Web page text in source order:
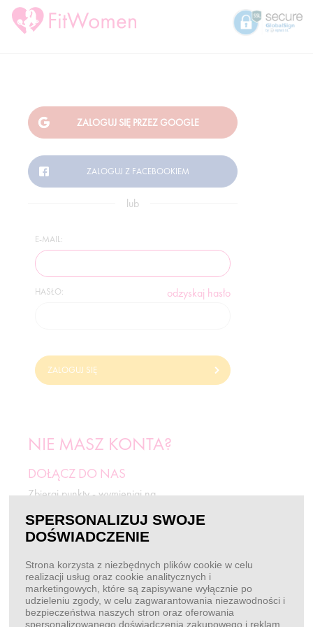
lub
E-MAIL:
HASŁO: odzyskaj hasło
ZALOGUJ SIĘ
NIE MASZ KONTA?
DOŁĄCZ DO NAS
Zbieraj punkty - wymieniaj na
ZAREJESTRUJ SIĘ
BEZ LOGOWANIA
Chcę złożyć zamówienie
SPERSONALIZUJ SWOJE
DOŚWIADCZENIE
Strona korzysta z niezbędnych plików cookie w celu
realizacji usług oraz cookie analitycznych i
marketingowych, które są zapisywane wyłącznie po
udzieleniu zgody, w celu zagwarantowania niezawodności i
bezpieczeństwa naszych stron oraz oferowania
spersonalizowanego doświadczenia zakupowego i reklam.